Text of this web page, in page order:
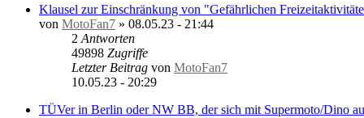
Klausel zur Einschränkung von "Gefährlichen
von MotoFan7 » 08.05.23 - 21:44
2 Antworten
49898 Zugriffe
Letzter Beitrag von MotoFan7
10.05.23 - 20:29
TÜVer in Berlin oder NW BB, der sich mit Supermoto/Dino